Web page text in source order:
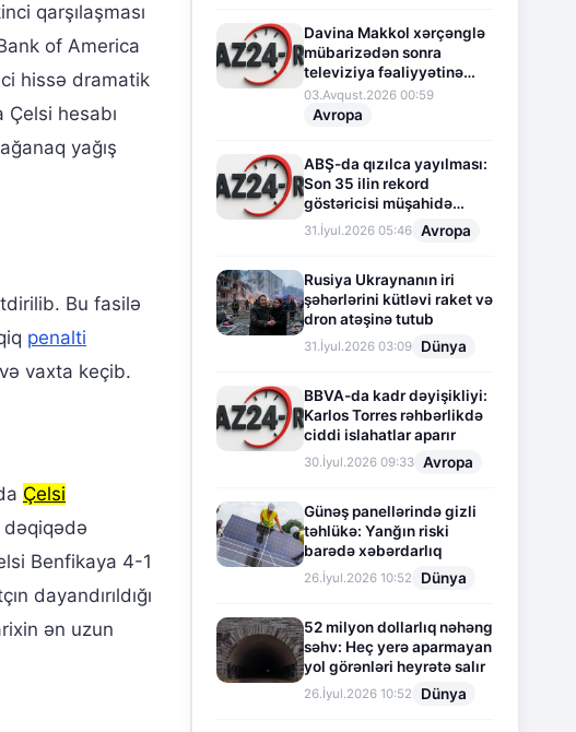
qarşılaşması
of America
hissə dramatik
hesabı
yağış
Bu fasilə
penalti
vaxta keçib.
Çelsi
dəqiqədə
Benfikaya 4-1
dayandırıldığı
ən uzun
Davina Makkol xərçənglə
mübarizədən sonra
televiziya fəaliyyətinə
fasilə verir
03.Avqust.2026 00:59
Avropa
ABŞ-da qızılca yayılması:
Son 35 ilin rekord
göstəricisi müşahidə
olunur
31.İyul.2026 05:46 Avropa
Rusiya Ukraynanın iri
şəhərlərini kütləvi raket və
dron atəşinə tutub
31.İyul.2026 03:09 Dünya
BBVA-da kadr dəyişikliyi:
Karlos Torres rəhbərlikdə
ciddi islahatlar aparır
30.İyul.2026 09:33 Avropa
Günəş panellərində gizli
təhlükə: Yanğın riski
barədə xəbərdarlıq
26.İyul.2026 10:52 Dünya
52 milyon dollarlıq nəhəng
səhv: Heç yerə aparmayan
yol görənləri heyrətə salır
26.İyul.2026 10:52 Dünya